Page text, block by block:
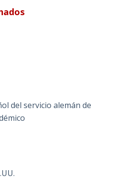
del servicio alemán de